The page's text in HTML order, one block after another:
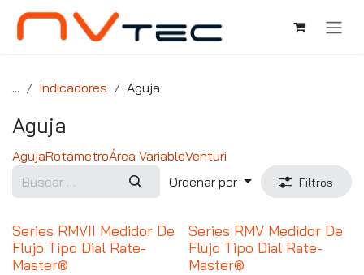
Ir al contenido
... Indicadores Aguja
Aguja
AgujaRotámetroÁrea VariableVenturi
Ordenar por
Filtros
Series RMVII Medidor De
Flujo Tipo Dial Rate-
Master®
Series RMV Medidor De
Flujo Tipo Dial Rate-
Master®